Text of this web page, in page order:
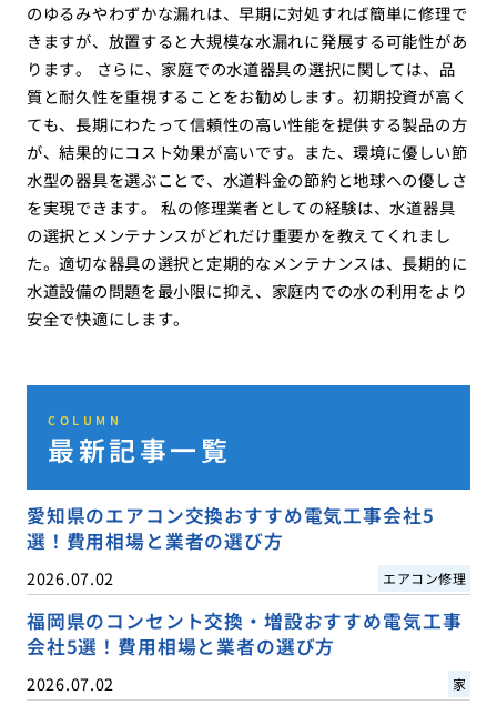
のゆるみやわずかな漏れは、早期に対処すれば簡単に修理で
きますが、放置すると大規模な水漏れに発展する可能性があ
ります。 さらに、家庭での水道器具の選択に関しては、品
質と耐久性を重視することをお勧めします。初期投資が高く
ても、長期にわたって信頼性の高い性能を提供する製品の方
が、結果的にコスト効果が高いです。また、環境に優しい節
水型の器具を選ぶことで、水道料金の節約と地球への優しさ
を実現できます。 私の修理業者としての経験は、水道器具
の選択とメンテナンスがどれだけ重要かを教えてくれまし
た。適切な器具の選択と定期的なメンテナンスは、長期的に
水道設備の問題を最小限に抑え、家庭内での水の利用をより
安全で快適にします。
COLUMN
最新記事一覧
愛知県のエアコン交換おすすめ電気工事会社5
選！費用相場と業者の選び方
2026.07.02 エアコン修理
福岡県のコンセント交換・増設おすすめ電気工事
会社5選！費用相場と業者の選び方
2026.07.02 家